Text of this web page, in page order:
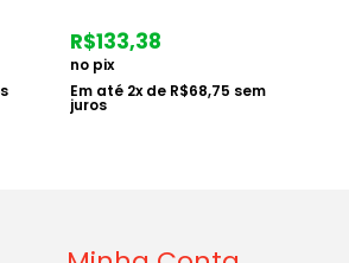
R$33,47
no pix
Em até 1x de R$34,51sem
juros